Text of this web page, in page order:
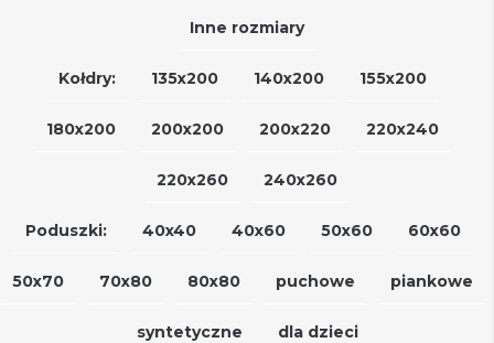
Inne rozmiary
Kołdry: 135x200 140x200 155x200
180x200 200x200 200x220 220x240
220x260 240x260
Poduszki: 40x40 40x60 50x60 60x60
50x70 70x80 80x80 puchowe piankowe
syntetyczne dla dzieci